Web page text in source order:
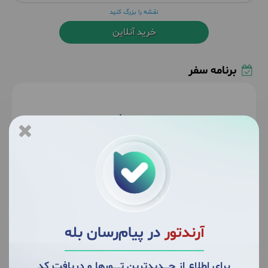
آرندتوردر پیام‌رسان بله
نقشه را بزرگ کنید
خرید آنلاین
برنامه سفر
1
1404/09/03
در اواخر روز به سمت طبس حرکت می‌کنیم.
شام در رستوران توسط مسافر اقامت در اتوبوس